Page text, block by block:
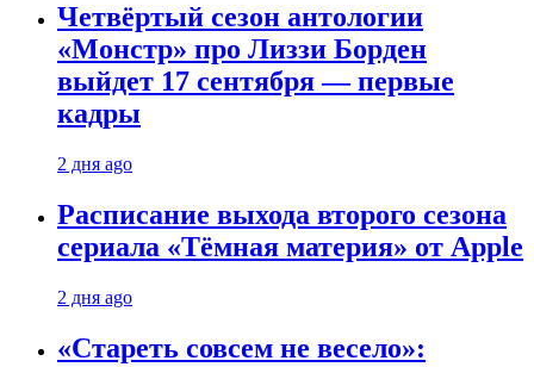
Четвёртый сезон антологии
«Монстр» про Лиззи Борден
выйдет 17 сентября — первые
кадры
2 дня ago
Расписание выхода второго сезона
сериала «Тёмная материя» от Apple
2 дня ago
«Стареть совсем не весело»: